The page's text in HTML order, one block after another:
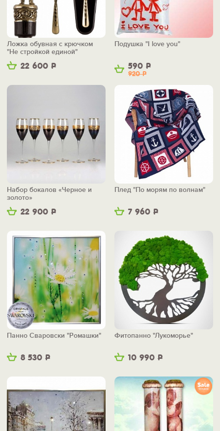
22 600 Р
Ложка обувная с крючком
"Не стройкой единой"
590 Р
920Р
Подушка "I love you"
22 900 Р
Набор бокалов «Черное и
золото»
7 960 Р
Плед "По морям по волнам"
8 530 Р
Панно Сваровски "Ромашки"
10 990 Р
Фитопанно "Лукоморье"